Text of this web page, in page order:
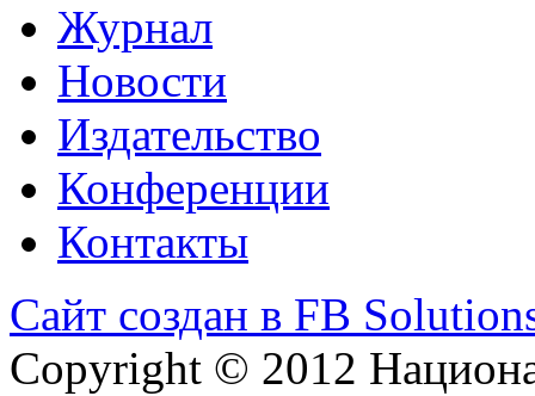
Журнал
Новости
Издательство
Конференции
Контакты
Сайт создан в FB
Copyright © 2012